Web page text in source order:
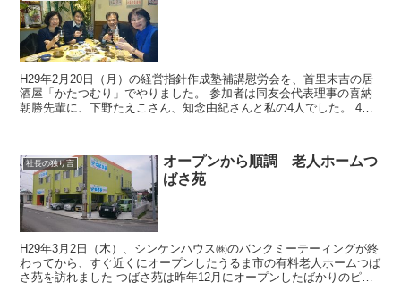
H29年2月20日（月）の経営指針作成塾補講慰労会を、首里末吉の居
酒屋「かたつむり」でやりました。 参加者は同友会代表理事の喜納
朝勝先輩に、下野たえこさん、知念由紀さんと私の4人でした。 4人
社長の独り言
オープンから順調 老人ホームつ
ばさ苑
H29年3月2日（木）、シンケンハウス㈱のバンクミーテーィングが終
わってから、すぐ近くにオープンしたうるま市の有料老人ホームつば
さ苑を訪れました つばさ苑は昨年12月にオープンしたばかりのピッ